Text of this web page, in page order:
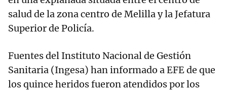
salud de la zona centro de Melilla y la Jefatura
Superior de Policía.
Fuentes del Instituto Nacional de Gestión
Sanitaria (Ingesa) han informado a EFE de que
los quince heridos fueron atendidos por los